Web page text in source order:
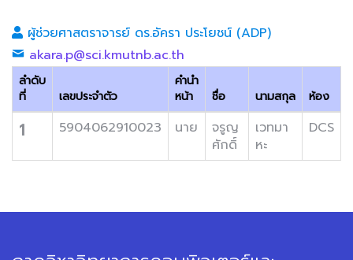
ผู้ช่วยศาสตราจารย์ ดร.อัครา ประโยชน์ (ADP)
akara.p@sci.kmutnb.ac.th
ลำดับ
ที่
เลขประจำตัว
คำนำ
หน้า
ชื่อ นามสกุล ห้อง
1 5904062910023 นาย
จรูญ
ศักดิ์
เวทมา
หะ
DCS